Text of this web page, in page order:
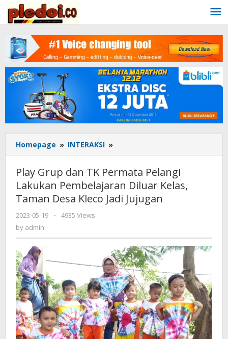
content
Homepage » INTERAKSI »
Grup
TK
Permata
Pelangi
Kelas,
Taman
Desa
Kleco
Jadi
Jujugan
Play Grup dan TK Permata Pelangi
Lakukan Pembelajaran Diluar Kelas,
Taman Desa Kleco Jadi Jujugan
2023-05-19
by
-
4935 Views
by admin